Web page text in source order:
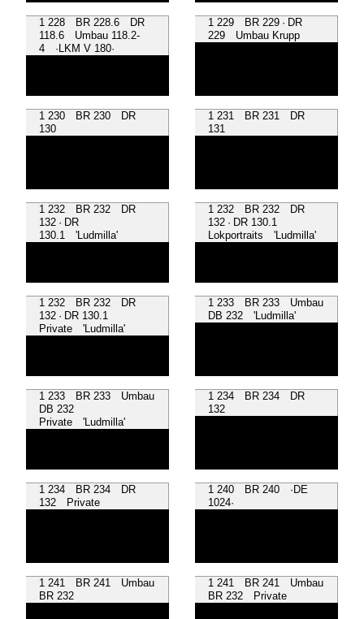
1 228 BR 228.6 DR
118.6 Umbau 118.2-
4 ·LKM V 180·
1 229 BR 229 · DR
229 Umbau Krupp
1 230 BR 230 DR
130
1 231 BR 231 DR
131
1 232 BR 232 DR
132 · DR
130.1 'Ludmilla'
1 232 BR 232 DR
132 · DR 130.1
Lokportraits 'Ludmilla'
1 232 BR 232 DR
132 · DR 130.1
Private 'Ludmilla'
1 233 BR 233 Umbau
DB 232 'Ludmilla'
1 233 BR 233 Umbau
DB 232
Private 'Ludmilla'
1 234 BR 234 DR
132
1 234 BR 234 DR
132 Private
1 240 BR 240 ·DE
1024·
1 241 BR 241 Umbau
BR 232
1 241 BR 241 Umbau
BR 232 Private